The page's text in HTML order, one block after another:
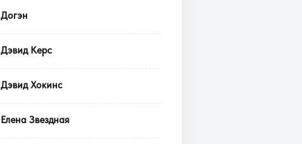
Догэн
Дэвид Керс
Дэвид Хокинс
Елена Звездная